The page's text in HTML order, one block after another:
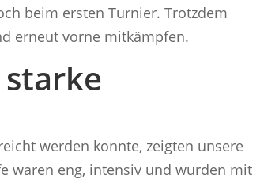
beim ersten Turnier. Trotzdem
erneut vorne mitkämpfen.
werden konnte, zeigten unsere
waren eng, intensiv und wurden mit